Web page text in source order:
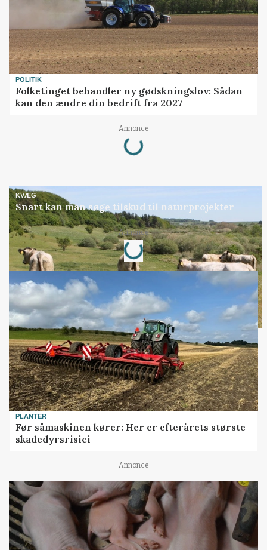
POLITIK
Folketinget behandler ny gødskningslov: Sådan
kan den ændre din bedrift fra 2027
Annonce
Loading...
KVÆG
Snart kan man søge tilskud til naturprojekter
Annonce
Loading...
PLANTER
Før såmaskinen kører: Her er efterårets største
skadedyrsrisici
Annonce